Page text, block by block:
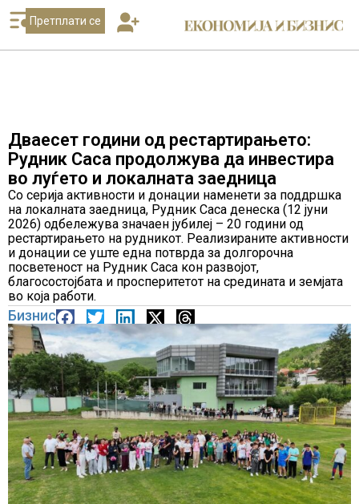
Претплати се
Дваесет години од рестартирањето:
Рудник Саса продолжува да инвестира
во луѓето и локалната заедница
Со серија активности и донации наменети за поддршка
на локалната заедница, Рудник Саса денеска (12 јуни
2026) одбележува значаен јубилеј – 20 години од
рестартирањето на рудникот. Реализираните активности
и донации се уште една потврда за долгорочна
посветеност на Рудник Саса кон развојот,
благосостојбата и просперитетот на средината и земјата
во која работи.
Бизнис